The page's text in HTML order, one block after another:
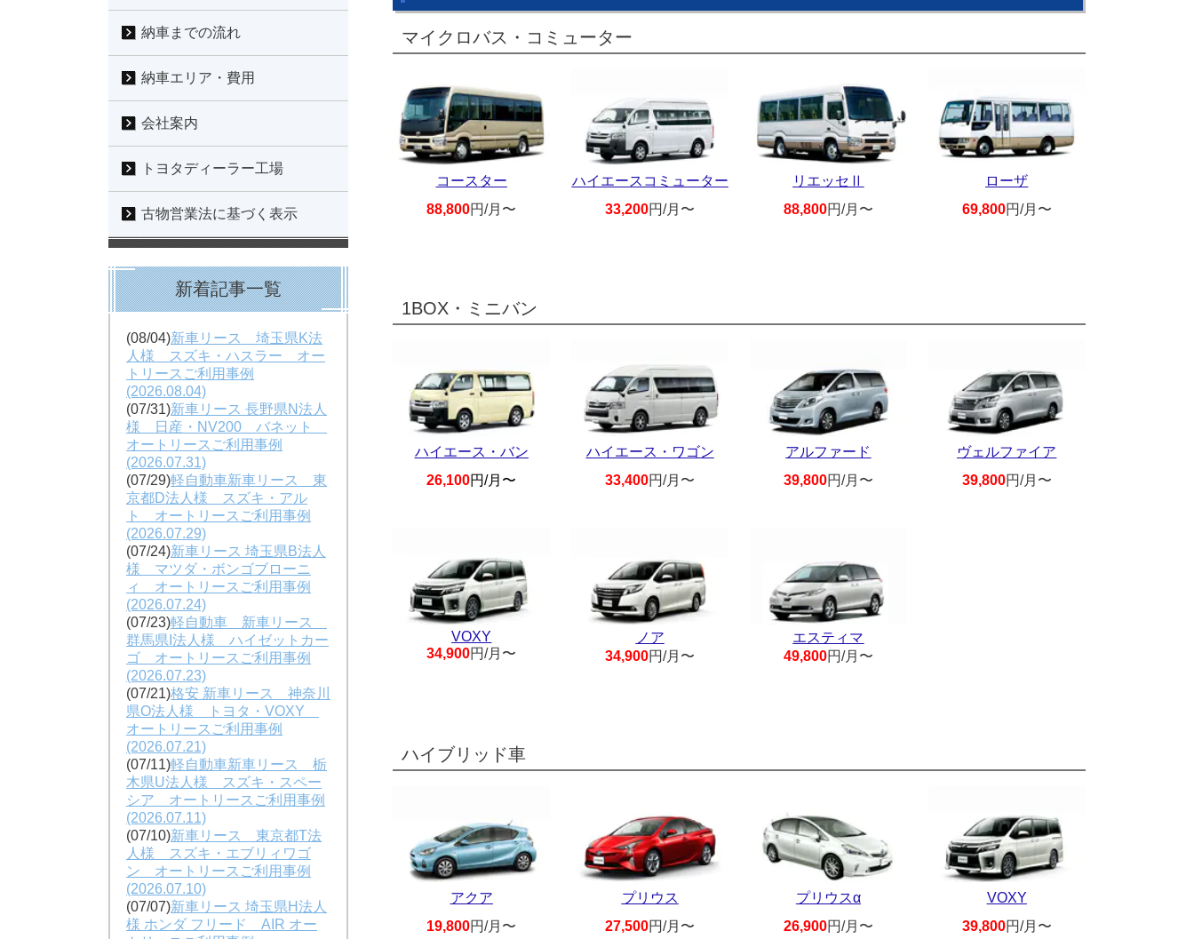
マイクロバス・コミューター
コースター
88,800円/月〜
ハイエースコミューター
33,200円/月〜
リエッセⅡ
88,800円/月〜
ローザ
69,800円/月〜
1BOX・ミニバン
ハイエース・バン
26,100円/月〜
ハイエース・ワゴン
33,400円/月〜
アルファード
39,800円/月〜
ヴェルファイア
39,800円/月〜
VOXY
34,900円/月〜
ノア
34,900円/月〜
エスティマ
49,800円/月〜
ハイブリッド車
アクア
19,800円/月〜
プリウス
27,500円/月〜
プリウスα
26,900円/月〜
VOXY
39,800円/月〜
納車までの流れ
納車エリア・費用
会社案内
トヨタディーラー工場
古物営業法に基づく表示
新着記事一覧
(08/04)新車リース 埼玉県K法
人様 スズキ・ハスラー オー
トリースご利用事例
(2026.08.04)
(07/31)新車リース 長野県N法人
様 日産・NV200 バネット
オートリースご利用事例
(2026.07.31)
(07/29)軽自動車新車リース 東
京都D法人様 スズキ・アル
ト オートリースご利用事例
(2026.07.29)
(07/24)新車リース 埼玉県B法人
様 マツダ・ボンゴブローニ
ィ オートリースご利用事例
(2026.07.24)
(07/23)軽自動車 新車リース
群馬県I法人様 ハイゼットカー
ゴ オートリースご利用事例
(2026.07.23)
(07/21)格安 新車リース 神奈川
県O法人様 トヨタ・VOXY
オートリースご利用事例
(2026.07.21)
(07/11)軽自動車新車リース 栃
木県U法人様 スズキ・スペー
シア オートリースご利用事例
(2026.07.11)
(07/10)新車リース 東京都T法
人様 スズキ・エブリィワゴ
ン オートリースご利用事例
(2026.07.10)
(07/07)新車リース 埼玉県H法人
様 ホンダ フリード AIR オー